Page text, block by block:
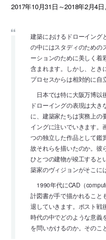
2017年10月31日～2018年2月4日。
建築におけるドローイング
の中にはスタディのための
ーションのために美しく着
含まれます。しかし、と
プロセスからは相対的に自
日本では特に大阪万博以
ドローイングの表現は大
に、建築家たちは実務上の
イングに注いでいきます。
つの独立した作品として鑑
故それらを描いたのか。彼
ひとつの建物が竣工すると
築家のヴィジョンがそこに
1990年代にCAD（
計図書が手で描かれること
退していきます。ポスト戦
時代の中でどのような意義
を問いかけるのか。そのこ